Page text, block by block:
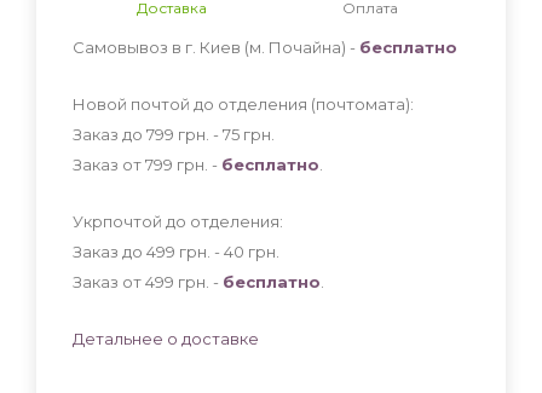
Доставка
Оплата
Самовывоз в г. Киев (м. Почайна) - бесплатно
Новой почтой до отделения (почтомата):
Заказ до 799 грн. - 75 грн
Заказ от 799 грн. - бесплатно
Укрпочтой до отделения:
Заказ до 499 грн. - 40 грн
Заказ от 499 грн. - бесплатно
Детальнее о доставке